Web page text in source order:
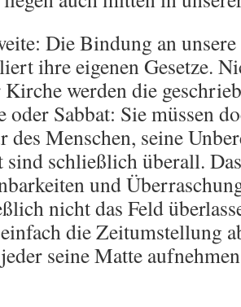
Die Bindung an
ihre eigenen Gesetze.
werden die
oder Sabbat: Sie müssen
Menschen, seine
sind schließlich überall.
und
nicht das Feld
die Zeitumstellung
seine Matte